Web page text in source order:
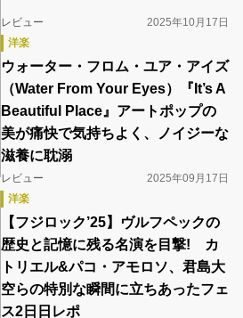
レビュー
2025年10月17日
洋楽
ウォーター・フロム・ユア・アイズ
（Water From Your Eyes）『It’s A
Beautiful Place』アートポップの
美が痛快で気持ちよく、ノイジーな
滋養に耽溺
レビュー
2025年09月17日
洋楽
【フジロック’25】ヴルフペックの
歴史と記憶に残る名演を目撃! カ
トリエル&パコ・アモロソ、君島大
空らの特別な瞬間に立ちあったフェ
ス2日日レポ